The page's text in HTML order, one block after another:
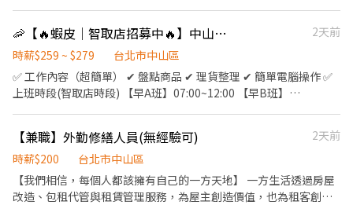
館，需配合派班 ******如可長期配合，薪資制度面議*******
休時間） 4.有關休假 : 每週休周三及週日 （國定假日排休） *另徵月
長期，如有意願請主動告知，優先錄取。
🦐【🔥蝦皮｜智取店招募中🔥】中山區兼職輕鬆賺｜🎓上班族學生打工首選！
2天前
時薪$259 ~ $279
台北市中山區
✅ 工作內容（超簡單） ✔ 盤點商品 ✔ 理貨整理 ✔ 簡單電腦操作 ✅
上班時段(智取店時段) 【早A班】07:00~12:00 【早B班】
【夜班】 23:30~03:30 智取店工作地點： 中山朱崙 龍江路.號 中山
中吉 長春路.號 中山實踐 大直街.號 中山晴光 中山北路三段.號 中山
農安 農安街.號 中山長春 長春路.號 ---------------------------------
-- ✅上班時段(有人店時段) 【早班】11:00~17:30 【晚班】
【兼職】外勤修繕人員(無經驗可)
2天前
時薪$200
台北市中山區
【我們相信，每個人都該擁有自己的一方天地】 一方生活透過房屋
改造、包租代管與租賃管理服務，為屋主創造價值，也為租客創造